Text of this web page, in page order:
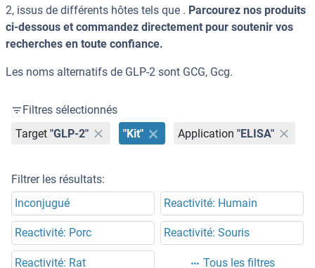
2, issus de différents hôtes tels que . Parcourez nos produits
ci-dessous et commandez directement pour soutenir vos
recherches en toute confiance.
Les noms alternatifs de GLP-2 sont GCG, Gcg.
Filtres sélectionnés
Target "GLP-2" "Kit" Application "ELISA"
Filtrer les résultats:
Inconjugué
Reactivité: Humain
Reactivité: Porc Reactivité: Souris
Reactivité: Rat Tous les filtres